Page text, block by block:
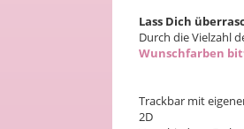
Lass Dich
Durch die Vielzahl
Wunschfarben
Trackbar mit
2D